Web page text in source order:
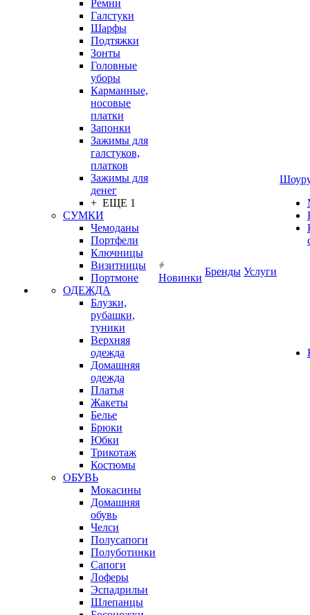
Ремни
Галстуки
Шарфы
Подтяжки
Зонты
Головные
уборы
Карманные,
носовые
платки
Запонки
Зажимы для
галстуков,
платков
Зажимы для
денег
+ ЕЩЕ 1
СУМКИ
Чемоданы
Портфели
Ключницы
Визитницы
Портмоне
ОДЕЖДА
Блузки,
рубашки,
туники
Верхняя
одежда
Домашняя
одежда
Платья
Жакеты
Белье
Брюки
Юбки
Трикотаж
Костюмы
ОБУВЬ
Мокасины
Домашняя
обувь
Челси
Полусапоги
Полуботинки
Сапоги
Лоферы
Эспадрильи
Шлепанцы
Новинки
Бренды Услуги